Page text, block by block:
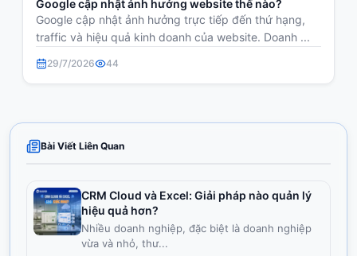
Bài Viết Liên Quan
CRM Cloud và Excel: Giải pháp nào quản lý
hiệu quả hơn?
Nhiều doanh nghiệp, đặc biệt là doanh nghiệp
vừa và nhỏ, thư...
Google cập nhật ảnh hưởng website thế nào?
Google cập nhật ảnh hưởng trực tiếp đến thứ hạng,
traffic và hiệu quả kinh doanh của website. Doanh ...
29/7/2026 44